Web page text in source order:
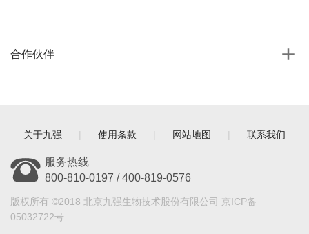
合作伙伴
关于九强 | 使用条款 | 网站地图 | 联系我们
服务热线
800-810-0197 / 400-819-0576
版权所有 ©2018 北京九强生物技术股份有限公司 京ICP备
05032722号